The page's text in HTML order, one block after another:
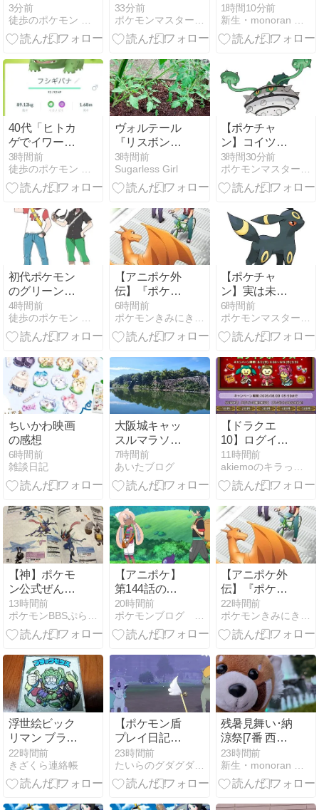
ケモン実装の
ペースは本当
に緩やかにな
3分前
徒歩のポケモン まとめブログ
しでチャンピ
オンズ初めて
初めて色違い
ってあげたい
んだけどこい
つの使い方よ
く分からな
い…
33分前
ポケモンマスターズまとめニュース
夕立に驚く]
1時間10分前
新生・monoran 気紛れブログ
40代「ヒトカ
ゲでイワーク
で詰んでさ」
ゆとり世代
「メタルクロ
3時間前
徒歩のポケモン まとめブログ
ヴォルテール
『リスボンの
大地震』を読
んで。哲学よ
り先に
った私。
3時間前
Sugarless Girl
【ポケチャ
ン】コイツっ
てバカのポケ
モンなので
は？
3時間30分前
ポケモンマスターズまとめニュース
初代ポケモン
のグリーンと
いうライバル
4時間前
徒歩のポケモン まとめブログ
【アニポケ外
伝】『ポケッ
トモンスター
THE
ORIGIN』の感
6時間前
ポケモンきみにきめた！
【ポケチャ
ン】実は未だ
にあくびの対
策がよく分か
ってないんだ
る？
6時間前
ポケモンマスターズまとめニュース
ちいかわ映画
の感想
6時間前
雑談日記
大阪城キャッ
スルマラソン
21km
7時間前
あいたブログ
【ドラクエ
10】ログイン
ボーナスとジ
ェラートピケ
コラボ
11時間前
akiemoのキラっと水のブログ
【神】ポケモ
ン公式ぜんこ
く図鑑にサト
シゲッコウガ
13時間前
ポケモンBBSぷらす - ポケモン雑談掲示板ブログ
【アニポケ】
第144話の感
想。ナヴィと
ウルトのおつ
かい！
20時間前
ポケモンブログ ヨットい亭
【アニポケ外
伝】『ポケッ
トモンスター
THE
ORIGIN』、
22時間前
ポケモンきみにきめた！
浮世絵ビック
リマン ブラッ
クゼウス
22時間前
きざくら連絡帳
【ポケモン盾
プレイ日記】
丙午パーティ
で冒険をする
その1 前途多
23時間前
たいらのグダグダ日記
残暑見舞い･納
涼祭[7番 西山
公園]
23時間前